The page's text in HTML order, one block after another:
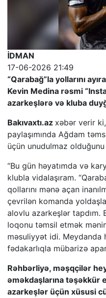
İDMAN
17-06-2026 21:49
“Qarabağ”la yollarını
Kevin Medina rəsmi
azarkeşlərə və kluba
Bakıvaxtı.az xəbər verir
paylaşımında Ağdam
üçün unudulmaz olduğunu
“Bu gün həyatımda və
klubla vidalaşıram.
qollarını mənə açan
çevrilən komanda
alovlu azarkeşlər tapdım.
loqonu təmsil etmək
məsuliyyət idi. Meydanda
fədakarlıqla mübarizə
Rəhbərliyə, məşqçilər
əməkdaşlarına təşəkkür
azarkeşlər üçün xüsusi